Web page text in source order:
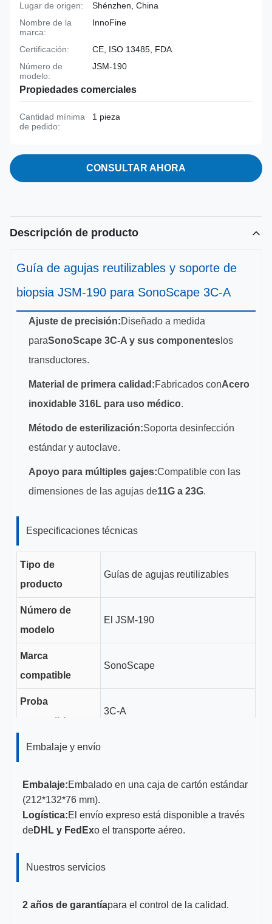
Lugar de origen:
Shénzhen, China
Nombre de la
marca:
InnoFine
Certificación:
CE, ISO 13485, FDA
Número de
modelo:
JSM-190
Propiedades comerciales
Cantidad mínima
de pedido:
1 pieza
CONSULTAR AHORA
Descripción de producto
Guía de agujas reutilizables y soporte de
biopsia JSM-190 para SonoScape 3C-A
Ajuste de precisión:Diseñado a medida
paraSonoScape 3C-A y sus componentes los
transductores.
Material de primera calidad:Fabricados conAcero
inoxidable 316L para uso médico.
Método de esterilización:Soporta desinfección
estándar y autoclave.
Apoyo para múltiples gajes:Compatible con las
dimensiones de las agujas de11G a 23G.
Especificaciones técnicas
Tipo de
producto
Guías de agujas reutilizables
Número de
modelo
El JSM-190
Marca
compatible
SonoScape
Proba
compatible
3C-A
Duración del
Tamaños de
calibre
CE, ISO 13485, certificado por la
Embalaje y envío
Embalaje:Embalado en una caja de cartón estándar
(212*132*76 mm).
Logística:El envío expreso está disponible a través
deDHL y FedExo el transporte aéreo.
Nuestros servicios
2 años de garantíapara el control de la calidad.